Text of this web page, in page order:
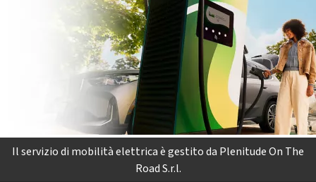
Il servizio di mobilità elettrica è gestito da Plenitude On The
Road S.r.l.